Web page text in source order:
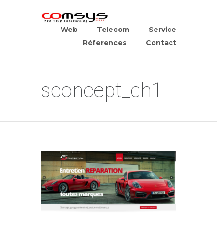
Web Telecom
Service
Réferences
Contact
sconcept_ch1